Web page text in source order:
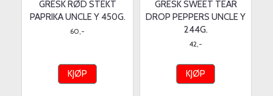
GRESK RØD STEKT
PAPRIKA UNCLE Y 450G.
60,-
KJØP
GRESK SWEET TEAR
DROP PEPPERS UNCLE Y
244G.
42,-
KJØP